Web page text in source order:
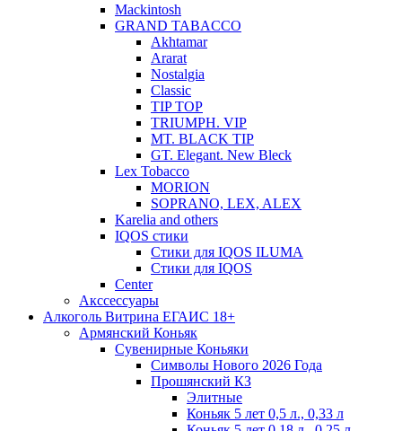
Mackintosh
GRAND TABACCO
Akhtamar
Ararat
Nostalgia
Classic
TIP TOP
TRIUMPH. VIP
MT. BLACK TIP
GT. Elegant. New Bleck
Lex Tobacco
MORION
SOPRANO, LEX, ALEX
Karelia and others
IQOS стики
Стики для IQOS ILUMA
Стики для IQOS
Сenter
Акссессуары
Алкоголь Витрина ЕГАИС 18+
Армянский Коньяк
Сувенирные Коньяки
Символы Нового 2026 Года
Прошянский КЗ
Элитные
Коньяк 5 лет 0,5 л., 0,33 л